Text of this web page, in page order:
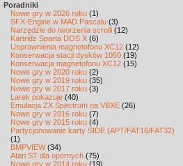
Poradniki
Nowe gry w 2026 roku (1)
SFX-Engine w MAD Pascalu (3)
Narzędzie do tworzenia scrolli (12)
Kartridż Sparta DOS X (6)
Usprawnienia magnetofonu XC12 (12)
Konserwacja stacji dysków 1050 (19)
Konserwacja magnetofonu XC12 (15)
Nowe gry w 2020 roku (2)
Nowe gry w 2019 roku (35)
Nowe gry w 2017 roku (3)
Larek pokazuje (40)
Emulacja ZX Spectrum na VBXE (26)
Nowe gry w 2016 roku (7)
Nowe gry w 2015 roku (4)
Partycjonowanie karty SIDE (APT/FAT16/FAT32)
(1)
BMPVIEW(34)
Atari ST dla opornych (75)
Nowe gry w 2014 roku (19)